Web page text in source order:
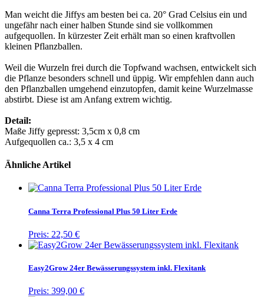
Man weicht die Jiffys am besten bei ca. 20° Grad Celsius ein und
ungefähr nach einer halben Stunde sind sie vollkommen
aufgequollen. In kürzester Zeit erhält man so einen kraftvollen
kleinen Pflanzballen.
Weil die Wurzeln frei durch die Topfwand wachsen, entwickelt sich
die Pflanze besonders schnell und üppig. Wir empfehlen dann auch
den Pflanzballen umgehend einzutopfen, damit keine Wurzelmasse
abstirbt. Diese ist am Anfang extrem wichtig.
Detail:
Maße Jiffy gepresst: 3,5cm x 0,8 cm
Aufgequollen ca.: 3,5 x 4 cm
Ähnliche Artikel
Canna Terra Professional Plus 50 Liter Erde
Preis: 22,50 €
Easy2Grow 24er Bewässerungssystem inkl. Flexitank
Preis: 399,00 €